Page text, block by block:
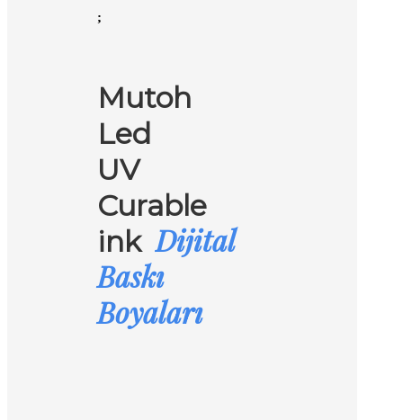
;
Mutoh
Led
UV
Curable
inkDijital
Baskı
Boyaları